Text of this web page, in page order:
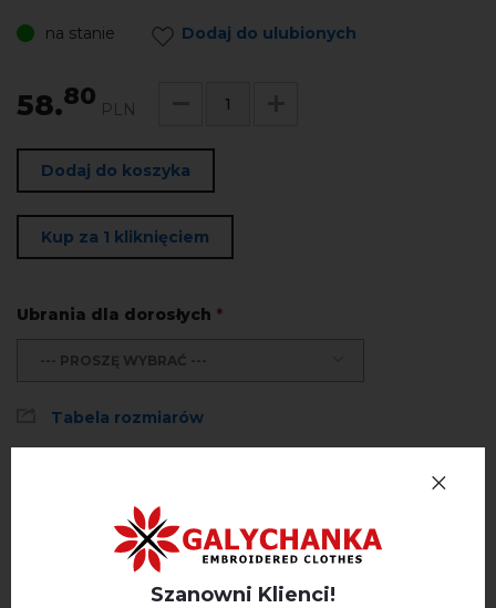
na stanie Dodaj do ulubionych
58.80 PLN
Dodaj do koszyka
Kup za 1 kliknięciem
Ubrania dla dorosłych *
--- PROSZĘ WYBRAĆ ---
Tabela rozmiarów
Zwroty i wymianySzanowni Klienci!